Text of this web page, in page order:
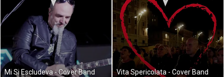
Mi Si Escludeva - Cover Band
Vita Spericolata - Cover Band